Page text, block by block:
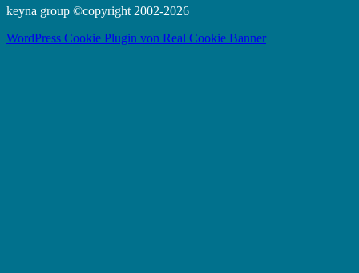
keyna group ©copyright 2002-2026
WordPress Cookie Plugin von Real Cookie Banner